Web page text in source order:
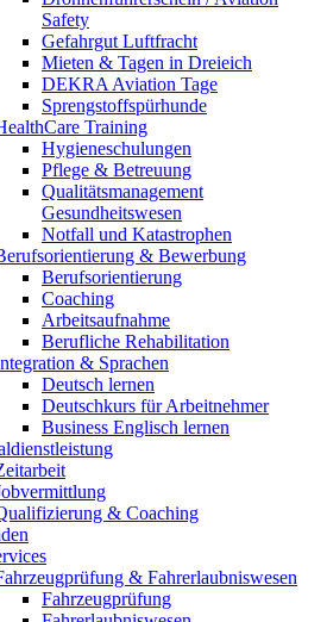
Safety
Gefahrgut Luftfracht
Mieten & Tagen in Dreieich
DEKRA Aviation Tage
Sprengstoffspürhunde
Training
Hygieneschulungen
Pflege & Betreuung
Qualitätsmanagement
Gesundheitswesen
Notfall und Katastrophen
& Bewerbung
Berufsorientierung
Coaching
Arbeitsaufnahme
Berufliche Rehabilitation
& Sprachen
Deutsch lernen
Deutschkurs für Arbeitnehmer
Business Englisch lernen
& Coaching
& Fahrerlaubniswesen
Fahrzeugprüfung